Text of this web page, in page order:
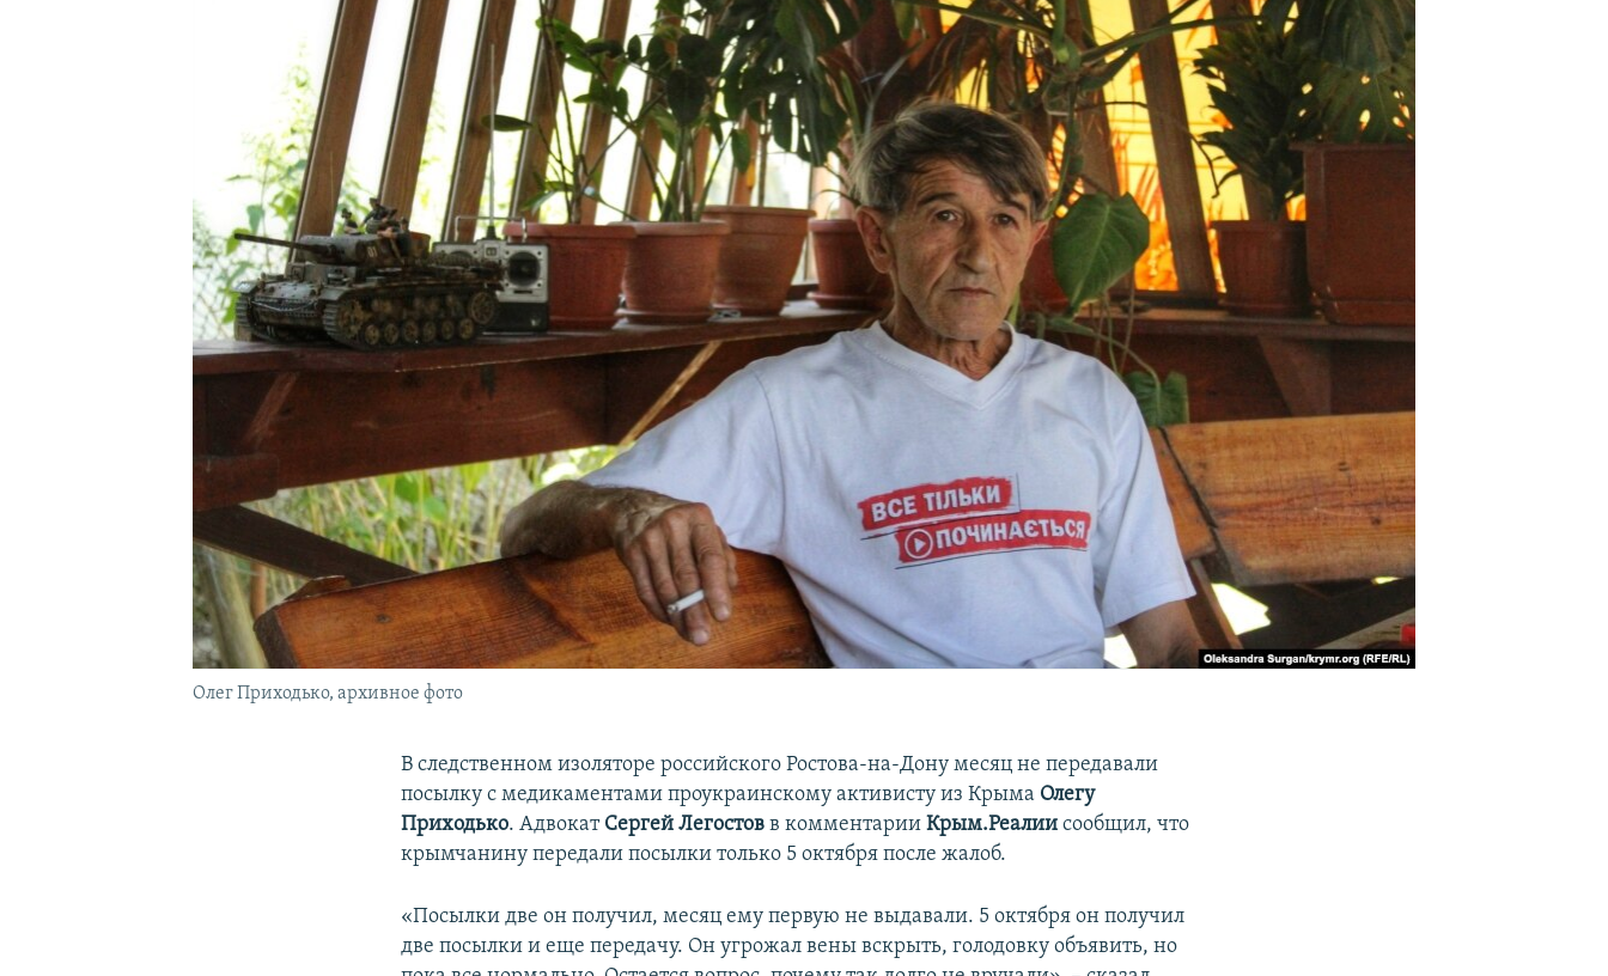
УКРАИНСКАЯ ПРОБЛЕМА КРЫМА
Олег Приходько, архивное фото
В следственном изоляторе российского Ростова-на-Дону месяц не передавали
посылку с медикаментами проукраинскому активисту из Крыма Олегу
Приходько. Адвокат Сергей Легостов в комментарииКрым.Реалии сообщил, что
крымчанину передали посылки только 5 октября после жалоб.
«Посылки две он получил, месяц ему первую не выдавали. 5 октября он получил
две посылки и еще передачу. Он угрожал вены вскрыть, голодовку объявить, но